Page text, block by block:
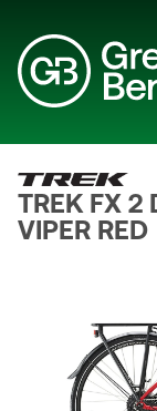
TREK FX 2
VIPER RED